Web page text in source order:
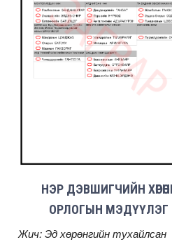
НЭР ДЭВШИГЧИЙН
ОРЛОГЫН МЭДҮҮЛЭГ
Жич: Эд хөрөнгийн тухайлсан